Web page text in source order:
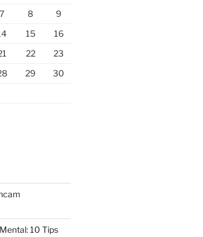
7 8
9
15
16
22
23
29
30
10 Tips